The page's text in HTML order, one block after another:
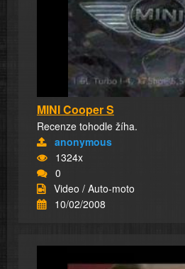
MINI Cooper S
Recenze tohodle žíha.
anonymous
1324x
0
Video / Auto-moto
10/02/2008